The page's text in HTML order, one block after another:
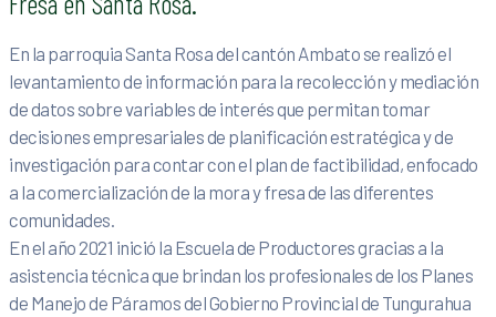
En la parroquia Santa Rosa del cantón Ambato se realizó el
levantamiento de información para la recolección y mediación
de datos sobre variables de interés que permitan tomar
decisiones empresariales de planificación estratégica y de
investigación para contar con el plan de factibilidad, enfocado
a la comercialización de la mora y fresa de las diferentes
comunidades.
En el año 2021 inició la Escuela de Productores gracias a la
asistencia técnica que brindan los profesionales de los Planes
de Manejo de Páramos del Gobierno Provincial de Tungurahua